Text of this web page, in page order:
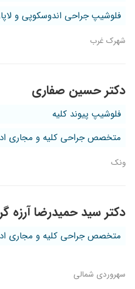
فلوشیپ جراحی اندوسکوپی و
شهرک غرب
دکتر حسین صفاری
فلوشیپ پیوند کلیه
متخصص جراحی کلیه و مجاری
ونک
دکتر سید حمیدرضا آرزه گر
متخصص جراحی کلیه و مجاری
سهروردی شمالی